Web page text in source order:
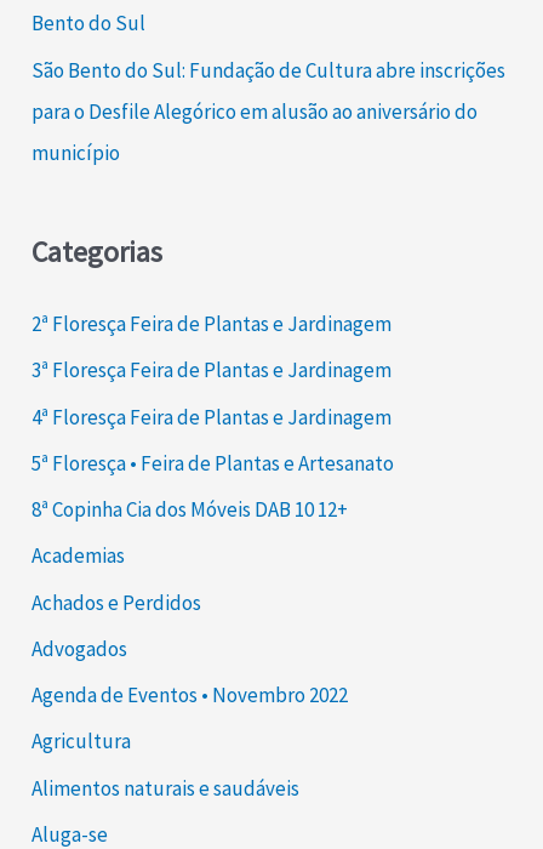
Bento do Sul
São Bento do Sul: Fundação de Cultura abre inscrições
para o Desfile Alegórico em alusão ao aniversário do
município
Categorias
2ª Floresça Feira de Plantas e Jardinagem
3ª Floresça Feira de Plantas e Jardinagem
4ª Floresça Feira de Plantas e Jardinagem
5ª Floresça • Feira de Plantas e Artesanato
8ª Copinha Cia dos Móveis DAB 10 12+
Academias
Achados e Perdidos
Advogados
Agenda de Eventos • Novembro 2022
Agricultura
Alimentos naturais e saudáveis
Aluga-se